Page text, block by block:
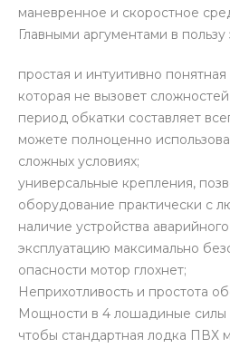
маневренное и скоростное
Главными аргументами в
простая и интуитивно
которая не вызовет
период обкатки составляет
можете полноценно
сложных условиях;
универсальные крепления,
оборудование практически с
наличие устройства
эксплуатацию максимально
опасности мотор глохнет;
Неприхотливость и простота
Мощности в 4 лошадиные силы
чтобы стандартная лодка ПВХ